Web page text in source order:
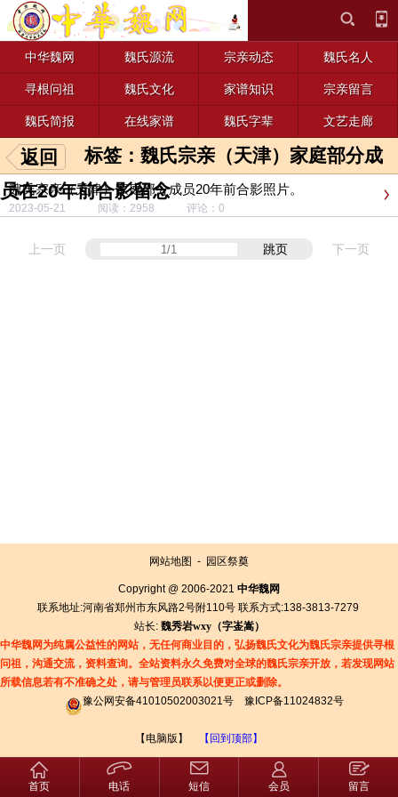
中华魏网 魏氏源流 宗亲动态 魏氏名人
寻根问祖 魏氏文化 家谱知识 宗亲留言
魏氏简报 在线家谱 魏氏字辈 文艺走廊
返回
标签：魏氏宗亲（天津）家庭部分成
员在20年前合影留念
魏氏宗亲（天津）家庭部分成员20年前合影照片。
2023-05-21 阅读：2958 评论：0
上一页 跳页 下一页
网站地图 - 园区祭奠
Copyright @ 2006-2021 中华魏网
联系地址:河南省郑州市东风路2号附110号 联系方式:138-3813-7279
站长: 魏秀岩wxy（字崟嵩）
中华魏网为纯属公益性的网站，无任何商业目的，弘扬魏氏文化为魏氏宗亲提供寻根
问祖，沟通交流，资料查询。全站资料永久免费对全球的魏氏宗亲开放，若发现网站
所载信息若有不准确之处，请与管理员联系以便更正或删除。
豫公网安备41010502003021号
豫ICP备11024832号
【电脑版】 【回到顶部】
首页 电话 短信 会员 留言